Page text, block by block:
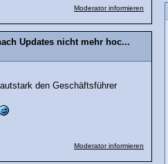
Moderator informieren
Updates nicht mehr hoc...
den Geschäftsführer
Moderator informieren